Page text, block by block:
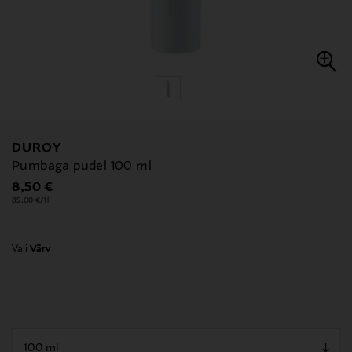
DUROY
Pumbaga pudel 100 ml
Original Price
8,50 €
85,00 €/1l
Vali Värv